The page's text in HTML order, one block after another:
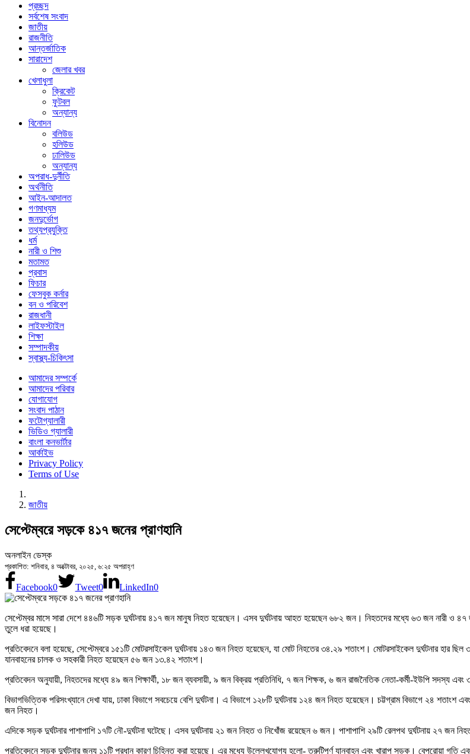
প্রচ্ছদ
সর্বশেষ সংবাদ
জাতীয়
রাজনীতি
আন্তর্জাতিক
সারাদেশ
জেলার খবর
খেলাধুলা
ক্রিকেট
ফুটবল
অন্যান্য
বিনোদন
বলিউড
হলিউড
ঢালিউড
অন্যান্য
অপরাধ-দুর্নীতি
অর্থনীতি
আইন-আদালত
গণমাধ্যম
জনদুর্ভোগ
তথ্যপ্রযুক্তি
ধর্ম
নারী ও শিশু
মতামত
প্রবাস
ফিচার
ফেসবুক কর্নার
বন ও পরিবেশ
রাজধানী
লাইফস্টাইল
শিক্ষা
সম্পাদকীয়
স্বাস্থ্য-চিকিৎসা
আমাদের সম্পর্কে
আমাদের পরিবার
যোগাযোগ
সংবাদ পাঠান
ফটোগ্যালারী
ভিডিও গ্যালারী
বাংলা কনভার্টার
আর্কাইভ
Privacy Policy
Terms of Use
জাতীয়
সেপ্টেম্বরে সড়কে ৪১৭ জনের প্রাণহানি
অনলাইন ডেস্ক
প্রকাশিত: শনিবার, ৪ অক্টোবর, ২০২৫, ৬:২৫ অপরাহ্ণ
Facebook0 Tweet0 LinkedIn0
সেপ্টেম্বর মাসে সারা দেশে ৪৪৬টি সড়ক দুর্ঘটনায় ৪১৭ জন মানুষ নিহত হয়েছেন। এসব দুর্ঘটনায় আহত হয়েছেন ৬৮২ জন। নিহতদের মধ্যে ৬৩ জন নারী ও
তুলে ধরা হয়েছে।
প্রতিবেদনে বলা হয়েছে, সেপ্টেম্বরে ১৫১টি মোটরসাইকেল দুর্ঘটনায় ১৪৩ জন নিহত হয়েছেন, যা মোট নিহতের ৩৪.২৯ শতাংশ। মোটরসাইকেল দুর্ঘটনার হার
যানবাহনের চালক ও সহকারী নিহত হয়েছেন ৫৬ জন ১৩.৪২ শতাংশ।
প্রতিবেদন অনুযায়ী, নিহতদের মধ্যে ৪৯ জন শিক্ষার্থী, ১৮ জন ব্যবসায়ী, ৯ জন বিক্রয় প্রতিনিধি, ৭ জন শিক্ষক, ৬ জন রাজনৈতিক নেতা-কর্মী-ইউপি সদস্য এবং
বিভাগভিত্তিক পরিসংখ্যানে দেখা যায়, ঢাকা বিভাগে সবচেয়ে বেশি দুর্ঘটনা। এ বিভাগে ১২৮টি দুর্ঘটনায় ১২৪ জন নিহত হয়েছেন। চট্টগ্রাম বিভাগে ২৪ শতাংশ
জন নিহত।
এদিকে সড়ক দুর্ঘটনার পাশাপাশি ১৭টি নৌ-দুর্ঘটনা ঘটেছে। এসব দুর্ঘটনায় ২১ জন নিহত ও নিখোঁজ রয়েছেন ৬ জন। পাশাপাশি ২৯টি রেলপথ দুর্ঘটনায় ২৭
প্রতিবেদনে সড়ক দুর্ঘটনার জন্য ১১টি প্রধান কারণ চিহ্নিত করা হয়েছে। এর মধ্যে উল্লেখযোগ্য হলো- ত্রুটিপূর্ণ যানবাহন এবং খারাপ সড়ক। বেপরোয়া গতি